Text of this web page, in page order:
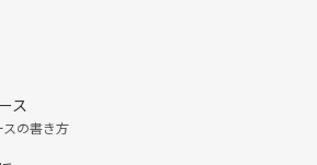
ス
スの書き方